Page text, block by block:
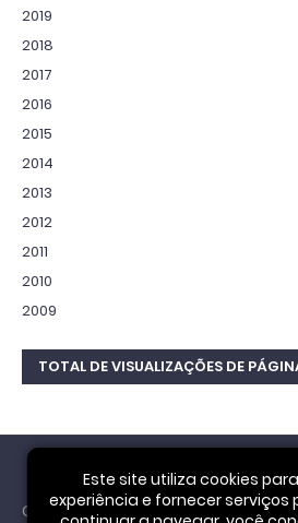
2019
2018
2017
2016
2015
2014
2013
2012
2011
2010
2009
TOTAL DE VISUALIZAÇÕES DE
Cookie Notice
Este site utiliza cookies
experiência e fornecer serviços